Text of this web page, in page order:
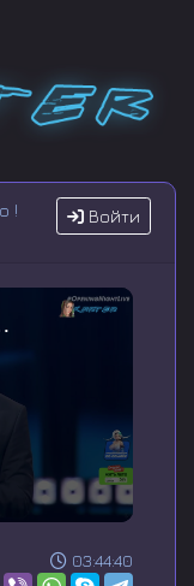
Войти
!
| !тг !бусти
03:44:40